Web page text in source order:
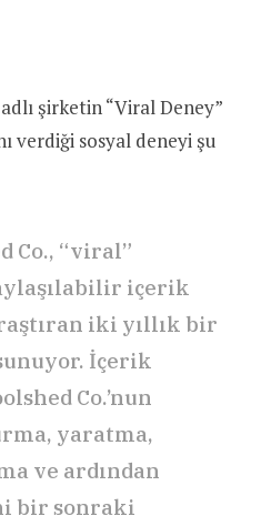
şirketin “Viral Deney”
verdiği sosyal deneyi şu
Co., “viral”
içerik
iki yıllık bir
İçerik
Co.’nun
yaratma,
ve ardından
bir sonraki